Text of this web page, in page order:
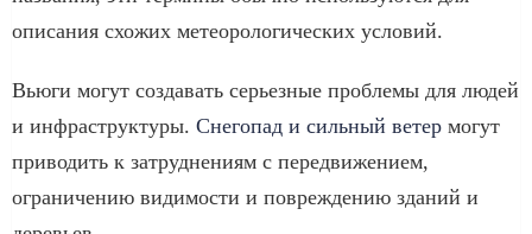
описания схожих метеорологических условий.
Вьюги могут создавать серьезные проблемы для людей
и инфраструктуры. Снегопад и сильный ветер могут
приводить к затруднениям с передвижением,
ограничению видимости и повреждению зданий и